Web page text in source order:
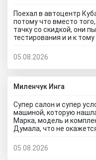
Поехал в автоцентр
потому что вместо
тачку со скидкой, они
тестирования и и к
скорее всего скажет,
что не теряйте время,
дилеру и рекламе в
прокатитесь туда
автосалон Кубань
05.08.2026
Миленчук Инга
Супер салон и супер
машиной, которую
Марка, модель и
Думала, что не
отделах работают на
кстати, я приехала в
05.08.2026